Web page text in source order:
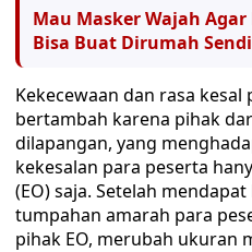
Mau Masker Wajah
Bisa Buat Dirumah
Kekecewaan dan rasa
bertambah karena pihak
dilapangan, yang
kekesalan para peserta
(EO) saja. Setelah
tumpahan amarah para
pihak EO, merubah ukuran